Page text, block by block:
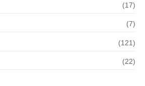
(17)
(7)
(121)
(22)